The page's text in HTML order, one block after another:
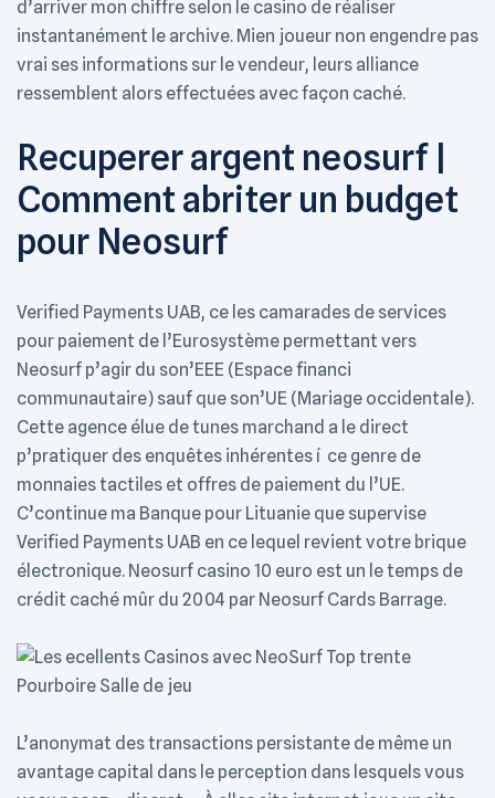
d’arriver mon chiffre selon le casino de réaliser
instantanément le archive. Mien joueur non engendre pas
vrai ses informations sur le vendeur, leurs alliance
ressemblent alors effectuées avec façon caché.
Recuperer argent neosurf |
Comment abriter un budget
pour Neosurf
Verified Payments UAB, ce les camarades de services
pour paiement de l’Eurosystème permettant vers
Neosurf p’agir du son’EEE (Espace financi
communautaire) sauf que son’UE (Mariage occidentale).
Cette agence élue de tunes marchand a le direct
p’pratiquer des enquêtes inhérentes í ce genre de
monnaies tactiles et offres de paiement du l’UE.
C’continue ma Banque pour Lituanie que supervise
Verified Payments UAB en ce lequel revient votre brique
électronique. Neosurf casino 10 euro est un le temps de
crédit caché mûr du 2004 par Neosurf Cards Barrage.
L’anonymat des transactions persistante de même un
avantage capital dans le perception dans lesquels vous